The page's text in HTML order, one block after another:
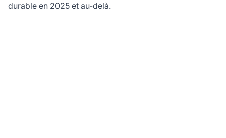
durable en 2025 et au-delà.